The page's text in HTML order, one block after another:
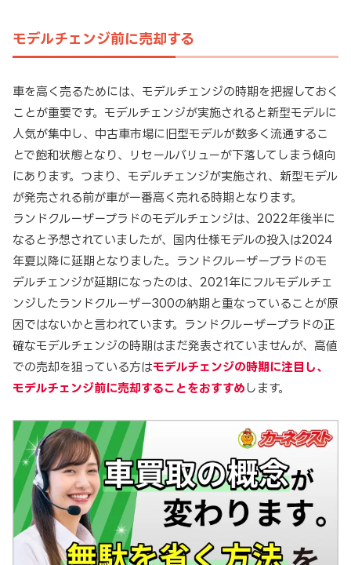
モデルチェンジ前に売却する
車を高く売るためには、モデルチェンジの時期を把握しておく
ことが重要です。モデルチェンジが実施されると新型モデルに
人気が集中し、中古車市場に旧型モデルが数多く流通するこ
とで飽和状態となり、リセールバリューが下落してしまう傾向
にあります。つまり、モデルチェンジが実施され、新型モデル
が発売される前が車が一番高く売れる時期となります。
ランドクルーザープラドのモデルチェンジは、2022年後半に
なると予想されていましたが、国内仕様モデルの投入は2024
年夏以降に延期となりました。ランドクルーザープラドのモ
デルチェンジが延期になったのは、2021年にフルモデルチェ
ンジしたランドクルーザー300の納期と重なっていることが原
因ではないかと言われています。ランドクルーザープラドの正
確なモデルチェンジの時期はまだ発表されていませんが、高値
での売却を狙っている方はモデルチェンジの時期に注目し、
モデルチェンジ前に売却することをおすすめ します。